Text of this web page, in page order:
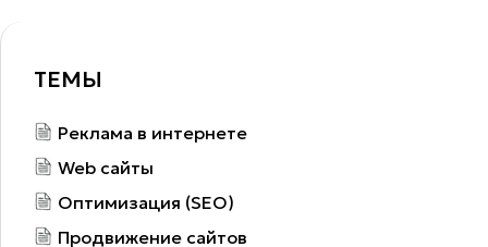
ТЕМЫ
Реклама в интернете
Web сайты
Оптимизация (SEO)
Продвижение сайтов